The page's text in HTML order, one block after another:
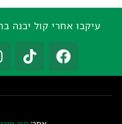
עיקבו אחרי קול יבנה